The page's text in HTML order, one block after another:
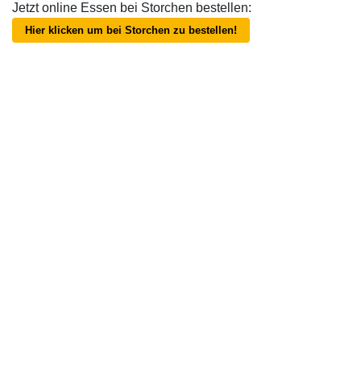
Jetzt online Essen bei Storchen bestellen:
Hier klicken um bei Storchen zu bestellen!